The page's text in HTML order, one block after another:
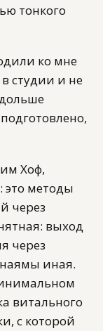
тонкого
ко мне
студии и не
Хоф,
это методы
через
выход
через
иная.
витального
с которой